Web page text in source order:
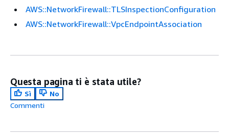
AWS::NetworkFirewall::TLSInspectionConfiguration
AWS::NetworkFirewall::VpcEndpointAssociation
Questa pagina ti è stata utile?
Sì
No
Commenti